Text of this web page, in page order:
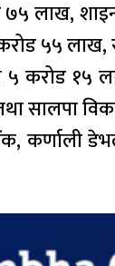
लाख,
५५
५ करोड १५
सालपा